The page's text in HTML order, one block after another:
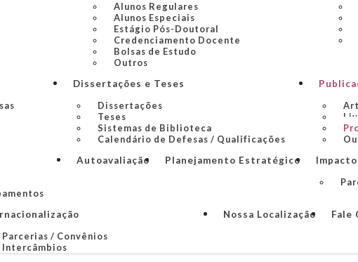
Alunos Regulares
Alunos Especiais
Estágio Pós-Doutoral
Credenciamento Docente
Bolsas de Estudo
Outros
Dissertações e Teses
Dissertações
Teses
Sistemas de Biblioteca
Calendário de Defesas / Qualificações
Autoavaliação Planejamento Estratégico
Parcerias / Convênios
Intercâmbios
Nossa Localização Fale